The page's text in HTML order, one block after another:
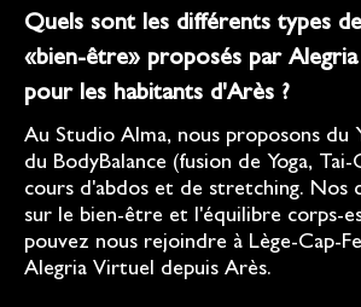
Quels sont les différents types
«bien-être» proposés par
pour les habitants d'Arès ?
Au Studio Alma, nous proposons du
du BodyBalance (fusion de Yoga,
cours d'abdos et de stretching. Nos
sur le bien-être et l'équilibre corps-
pouvez nous rejoindre à Lège-Cap-
Alegria Virtuel depuis Arès.